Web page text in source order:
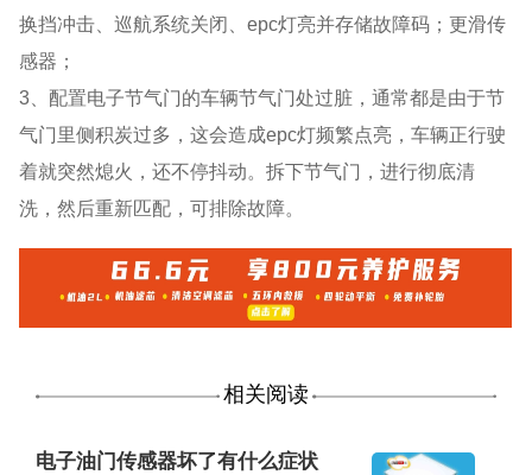
换挡冲击、巡航系统关闭、epc灯亮并存储故障码；更滑传
感器；
3、配置电子节气门的车辆节气门处过脏，通常都是由于节
气门里侧积炭过多，这会造成epc灯频繁点亮，车辆正行驶
着就突然熄火，还不停抖动。拆下节气门，进行彻底清
洗，然后重新匹配，可排除故障。
相关阅读
电子油门传感器坏了有什么症状